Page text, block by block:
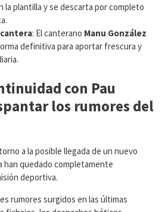
la plantilla y se descarta por completo
: El canterano Manu González
definitiva para aportar frescura y
con Pau
los rumores del
a la posible llegada de un nuevo
han quedado completamente
deportiva.
rumores surgidos en las últimas